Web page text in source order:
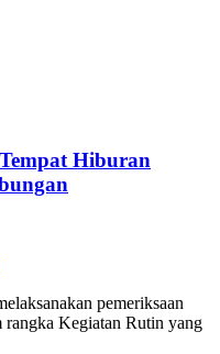
Hiburan
pemeriksaan
rangka Kegiatan Rutin yang